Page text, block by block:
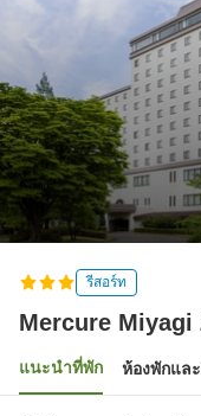
รีสอร์ท
Mercure Miyagi
แนะนำที่พัก ห้องพักแล